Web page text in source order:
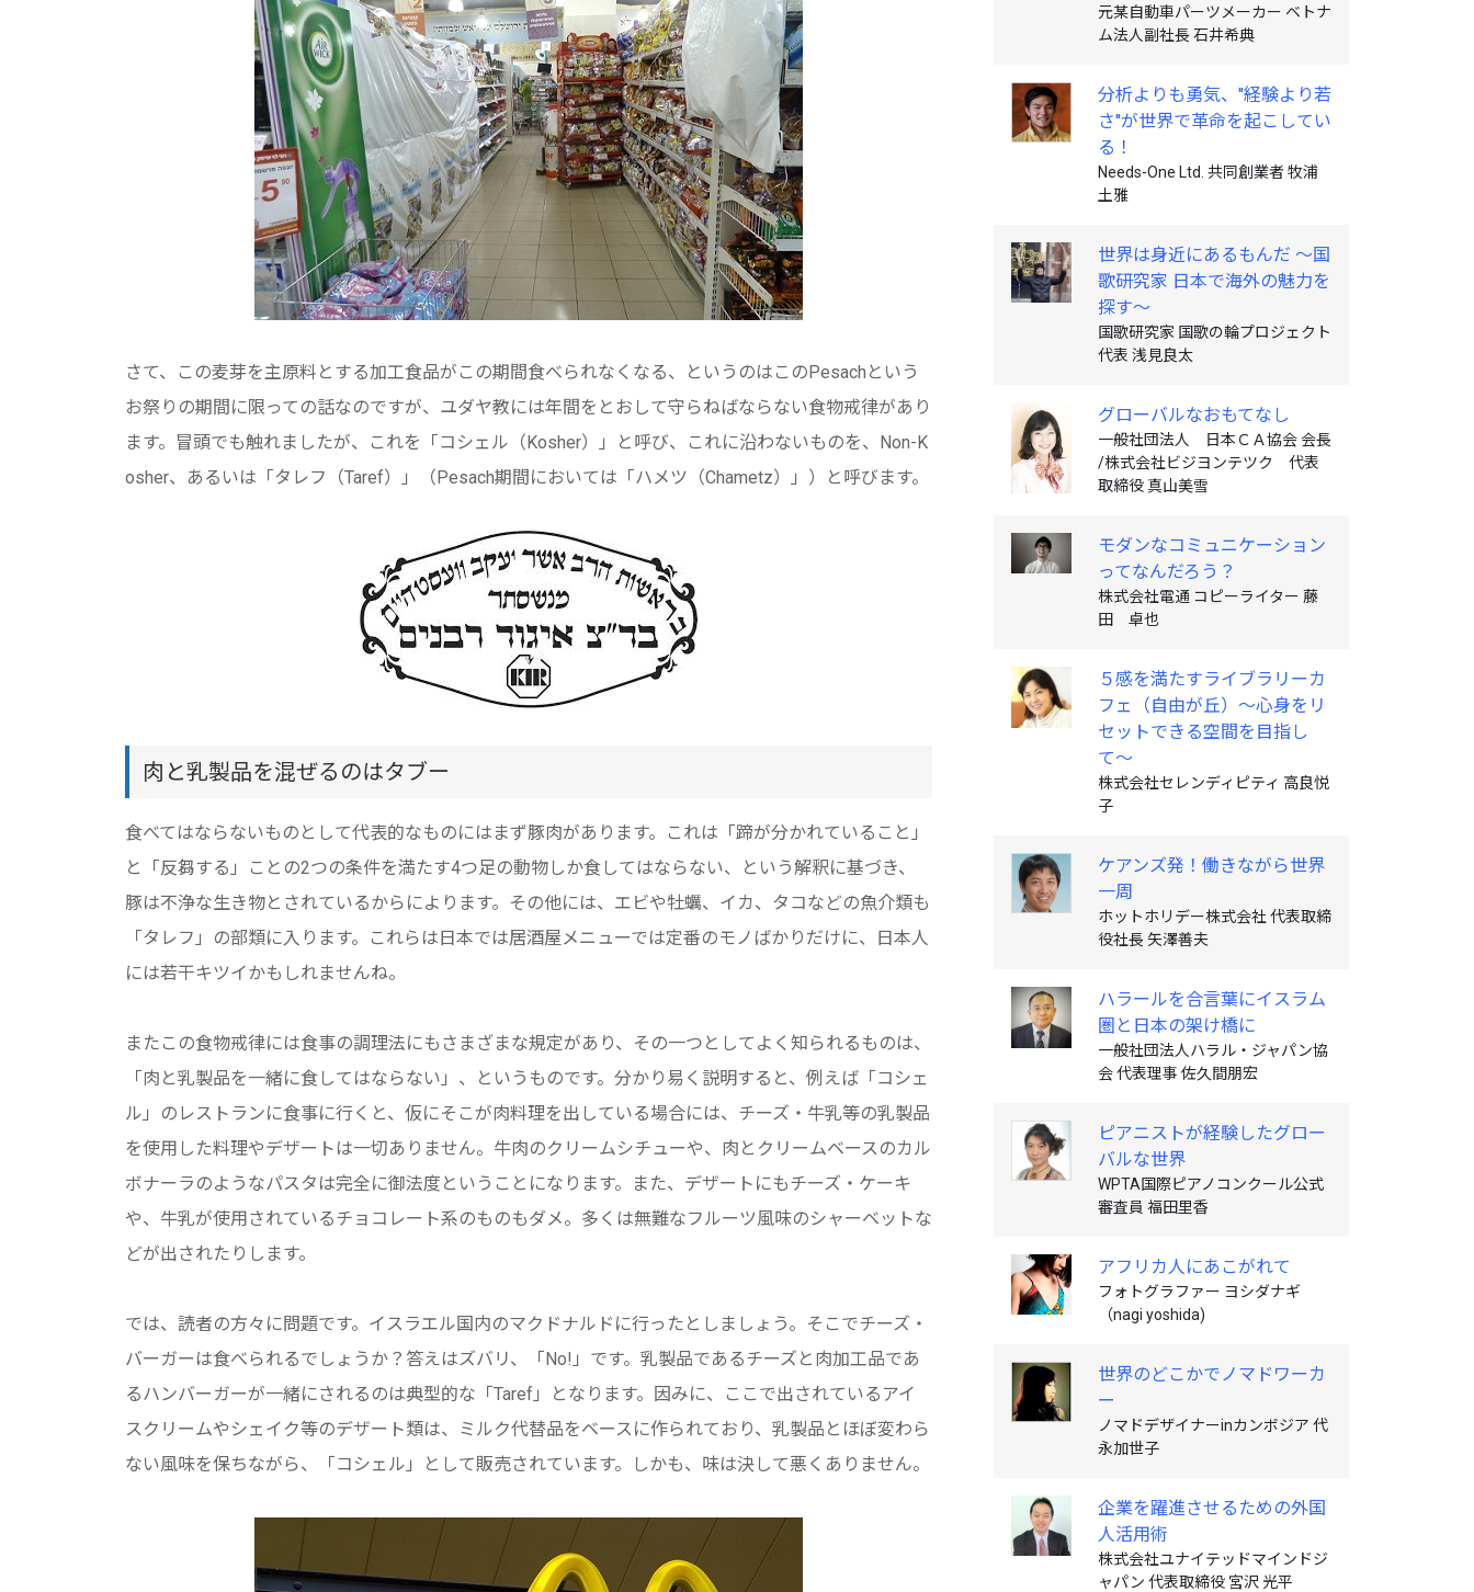
さて、この麦芽を主原料とする加工食品がこの期間食べられなくなる、というのはこのPesachという
お祭りの期間に限っての話なのですが、ユダヤ教には年間をとおして守らねばならない食物戒律があり
ます。冒頭でも触れましたが、これを「コシェル（Kosher）」と呼び、これに沿わないものを、Non-K
osher、あるいは「タレフ（Taref）」（Pesach期間においては「ハメツ（Chametz）」）と呼びます。
肉と乳製品を混ぜるのはタブー
食べてはならないものとして代表的なものにはまず豚肉があります。これは「蹄が分かれていること」
と「反芻する」ことの2つの条件を満たす4つ足の動物しか食してはならない、という解釈に基づき、
豚は不浄な生き物とされているからによります。その他には、エビや牡蠣、イカ、タコなどの魚介類も
「タレフ」の部類に入ります。これらは日本では居酒屋メニューでは定番のモノばかりだけに、日本人
には若干キツイかもしれませんね。
またこの食物戒律には食事の調理法にもさまざまな規定があり、その一つとしてよく知られるものは、
「肉と乳製品を一緒に食してはならない」、というものです。分かり易く説明すると、例えば「コシェ
ル」のレストランに食事に行くと、仮にそこが肉料理を出している場合には、チーズ・牛乳等の乳製品
を使用した料理やデザートは一切ありません。牛肉のクリームシチューや、肉とクリームベースのカル
ボナーラのようなパスタは完全に御法度ということになります。また、デザートにもチーズ・ケーキ
や、牛乳が使用されているチョコレート系のものもダメ。多くは無難なフルーツ風味のシャーベットな
どが出されたりします。
では、読者の方々に問題です。イスラエル国内のマクドナルドに行ったとしましょう。そこでチーズ・
バーガーは食べられるでしょうか？答えはズバリ、「No!」です。乳製品であるチーズと肉加工品であ
るハンバーガーが一緒にされるのは典型的な「Taref」となります。因みに、ここで出されているアイ
スクリームやシェイク等のデザート類は、ミルク代替品をベースに作られており、乳製品とほぼ変わら
ない風味を保ちながら、「コシェル」として販売されています。しかも、味は決して悪くありません。
元某自動車パーツメーカー ベトナ
ム法人副社長 石井希典
分析よりも勇気、''経験より若
さ''が世界で革命を起こしてい
る！
Needs-One Ltd. 共同創業者 牧浦
土雅
世界は身近にあるもんだ ～国
歌研究家 日本で海外の魅力を
探す～
国歌研究家 国歌の輪プロジェクト
代表 浅見良太
グローバルなおもてなし
一般社団法人 日本ＣＡ協会 会長
/株式会社ビジヨンテツク 代表
取締役 真山美雪
モダンなコミュニケーション
ってなんだろう？
株式会社電通 コピーライター 藤
田 卓也
５感を満たすライブラリーカ
フェ（自由が丘）〜心身をリ
セットできる空間を目指し
て〜
株式会社セレンディピティ 高良悦
子
ケアンズ発！働きながら世界
一周
ホットホリデー株式会社 代表取締
役社長 矢澤善夫
ハラールを合言葉にイスラム
圏と日本の架け橋に
一般社団法人ハラル・ジャパン協
会 代表理事 佐久間朋宏
ピアニストが経験したグロー
バルな世界
WPTA国際ピアノコンクール公式
審査員 福田里香
アフリカ人にあこがれて
フォトグラファー ヨシダナギ
（nagi yoshida)
世界のどこかでノマドワーカ
ー
ノマドデザイナーinカンボジア 代
永加世子
企業を躍進させるための外国
人活用術
株式会社ユナイテッドマインドジ
ャパン 代表取締役 宮沢 光平